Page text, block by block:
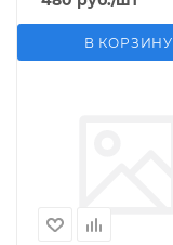
В КОРЗИНУ